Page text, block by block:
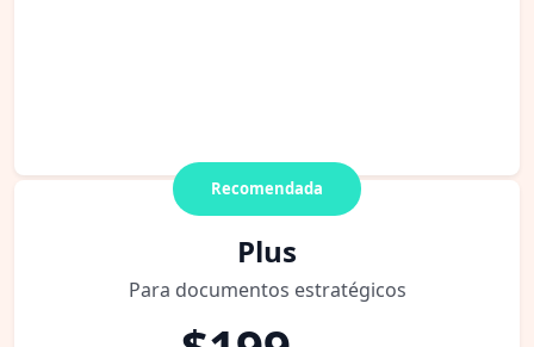
Recomendada
Plus
Para documentos estratégicos